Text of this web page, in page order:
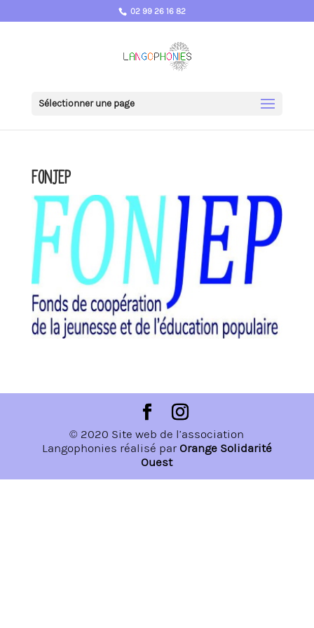
02 99 26 16 82
Sélectionner une page
FONJEP
© 2020 Site web de l’association
Langophonies réalisé par Orange Solidarité
Ouest